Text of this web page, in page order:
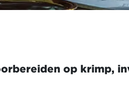
op krimp,